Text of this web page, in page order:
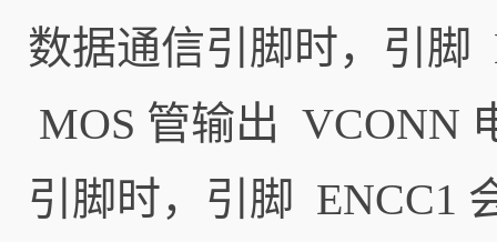
数据通信引脚时，引脚
MOS 管输出 VCONN
引脚时，引脚 ENCC1